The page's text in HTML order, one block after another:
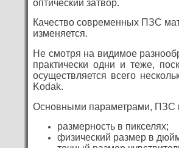
оптический затвор.
Качество современных ПЗС
изменяется.
Не смотря на видимое
практически одни и теже,
осуществляется всего
Kodak.
Основными параметрами, ПЗС
размерность в пикселях;
физический размер в